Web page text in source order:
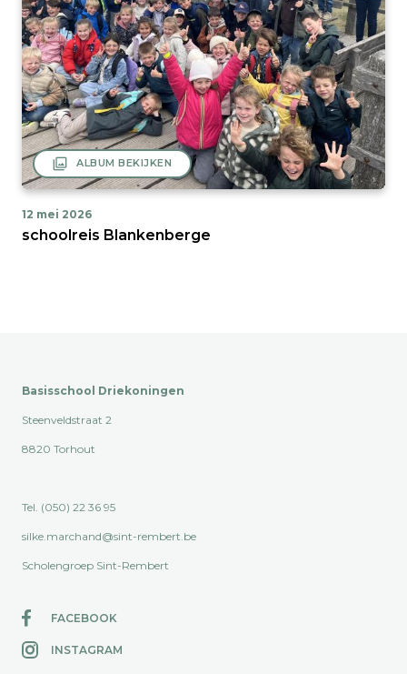
filter ALBUM BEKIJKEN
12 mei 2026
schoolreis Blankenberge
Basisschool Driekoningen
Steenveldstraat 2
8820 Torhout
Tel. (050) 22 36 95
silke.marchand@sint-rembert.be
Scholengroep Sint-Rembert
FACEBOOK
INSTAGRAM